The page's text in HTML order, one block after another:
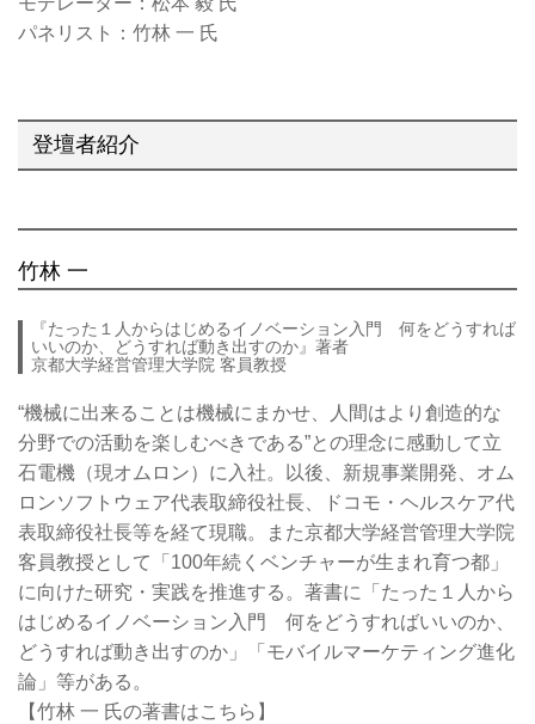
パネリスト：竹林 一 氏
登壇者紹介
竹林 一
『たった１人からはじめるイノベーション入門 何をどうすれば
いいのか、どうすれば動き出すのか』著者
京都大学経営管理大学院 客員教授
“機械に出来ることは機械にまかせ、人間はより創造的な
分野での活動を楽しむべきである”との理念に感動して立
石電機（現オムロン）に入社。以後、新規事業開発、オム
ロンソフトウェア代表取締役社長、ドコモ・ヘルスケア代
表取締役社長等を経て現職。また京都大学経営管理大学院
客員教授として「100年続くベンチャーが生まれ育つ都」
に向けた研究・実践を推進する。著書に「たった１人から
はじめるイノベーション入門 何をどうすればいいのか、
どうすれば動き出すのか」「モバイルマーケティング進化
論」等がある。
【竹林 一 氏の著書はこちら】